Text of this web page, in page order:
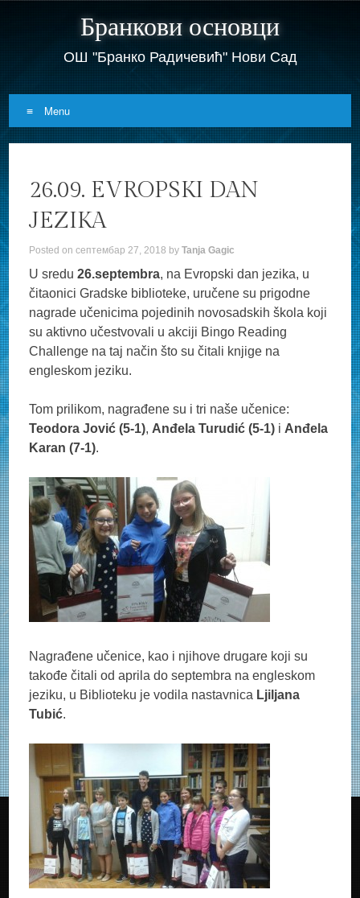
Бранкови основци
ОШ "Бранко Радичевић" Нови Сад
Menu
Skip
content
26.09. EVROPSKI DAN
JEZIKA
Posted onсептембар 27, 2018 byTanja Gagic
U sredu26.septembra, na Evropski dan jezika, u
čitaonici Gradske biblioteke, uručene su prigodne
nagrade učenicima pojedinih novosadskih škola koji
su aktivno učestvovali u akciji Bingo Reading
Challenge na taj način što su čitali knjige na
engleskom jeziku.
Tom prilikom, nagrađene su i tri naše učenice:
Teodora Jović (5-1), Anđela Turudić (5-1) i Anđela
Karan (7-1).
Nagrađene učenice, kao i njihove drugare koji su
takođe čitali od aprila do septembra na engleskom
jeziku, u Biblioteku je vodila nastavnica Ljiljana
Tubić.